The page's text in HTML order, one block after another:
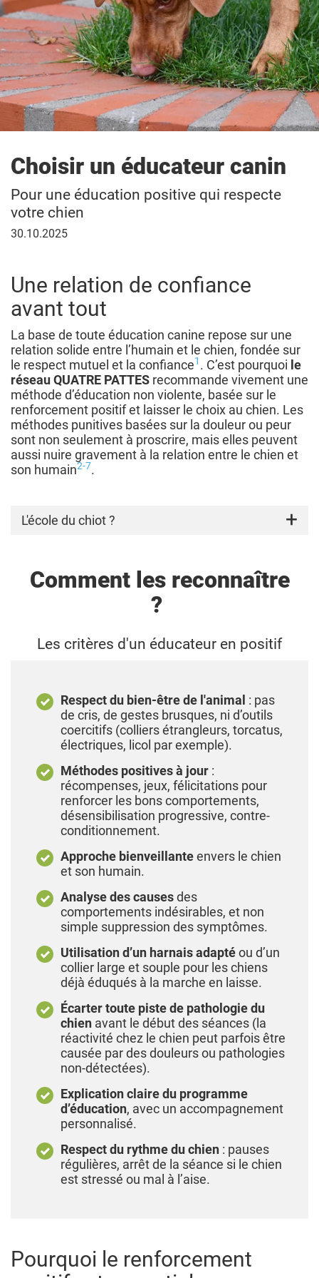
Choisir un éducateur canin
Pour une éducation positive qui respecte
votre chien
30
30.10.2025
Une relation de confiance
avant tout
La base de toute éducation canine repose sur une
relation solide entre l’humain et le chien, fondée sur
le respect mutuel et la confiance1 . C’est pourquoi le
réseau QUATRE PATTES recommande vivement une
méthode d’éducation non violente, basée sur le
renforcement positif et laisser le choix au chien. Les
méthodes punitives basées sur la douleur ou peur
sont non seulement à proscrire, mais elles peuvent
aussi nuire gravement à la relation entre le chien et
son humain2-7.
L'école du chiot ?
souvent des cours spécialisés : agility,
mantrailing, jeux de flair, etc. Les cours pour
chiots et jeunes chiens sont une option, à
Les cours soient dispensés individuellement ou
aux tolérances du chien (notamment pour les
congénères).
Les chiots vivent des expériences positives
sans sans être surstimulés.
Les jeunes chiens en phase de puberté (vers 5
mois) soient accompagnés avec patience.
Si votre chien présente des comportements
problématiques (réactivité ou agressivité, peur
bruits forts), il est préférable de consulter un
éducateur canin qualifié en accompagnement
individuel. Il est important d'adapter au mieux
son environnement aux besoins de son chien le
temps qu'il apprenne à mieux tolérer ses
déclencheurs (balades hors des heures de
pointe, éviter temporairement les autres chiens
par exemple).
Comment les reconnaître
?
Les critères d'un éducateur en positif
Respect du bien-être de l'animal : pas
de cris, de gestes brusques, ni d’outils
coercitifs (colliers étrangleurs, torcatus,
électriques, licol par exemple).
Méthodes positives à jour :
récompenses, jeux, félicitations pour
renforcer les bons comportements,
désensibilisation progressive, contre-
conditionnement.
Approche bienveillanteenvers le chien
et son humain.
Analyse des causesdes
comportements indésirables, et non
simple suppression des symptômes.
Utilisation d’un harnais adaptéou d’un
collier large et souple pour les chiens
déjà éduqués à la marche en laisse.
Écarter toute piste de pathologie du
chien avant le début des séances (la
réactivité chez le chien peut parfois être
causée par des douleurs ou pathologies
non-détectées).
Explication claire du programme
d’éducation, avec un accompagnement
personnalisé.
Respect du rythme du chien : pauses
régulières, arrêt de la séance si le chien
est stressé ou mal à l’aise.
Pourquoi le renforcement